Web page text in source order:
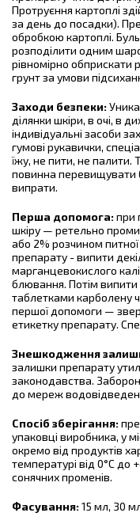
Протруєння картоплі
за день до посадки).
обробкою картоплі.
розподілити одним
рівномірно
грунт за умови
Заходи безпеки:
ділянки шкіри, в очі, в
індивідуальні засоби
гумові рукавички,
їжу, не пити, не палити.
повинна перевищувати
випрати.
Перша допомога:при
шкіру — ретельно
або 2% розчином
препарату - випити
марганцевокислого
блювання. Потім
таблетками карболену
першої допомоги —
етикетку препарату.
Знешкодження
залишки препарату
законодавства.
до мереж
Спосіб зберігання:
упаковці виробника, у
окремо від продуктів
температурі від 0°С до
сонячних променів.
Фасування:15 мл, 30